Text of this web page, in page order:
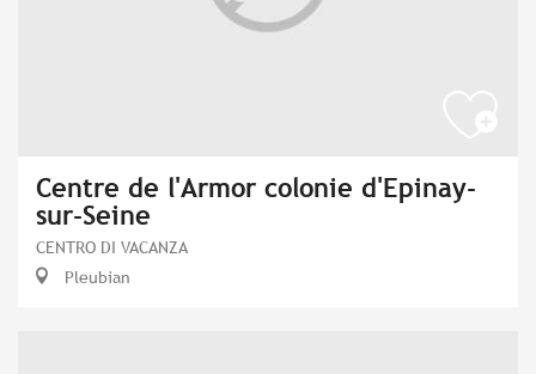
Centre de l'Armor colonie d'Epinay-
sur-Seine
CENTRO DI VACANZA
Pleubian